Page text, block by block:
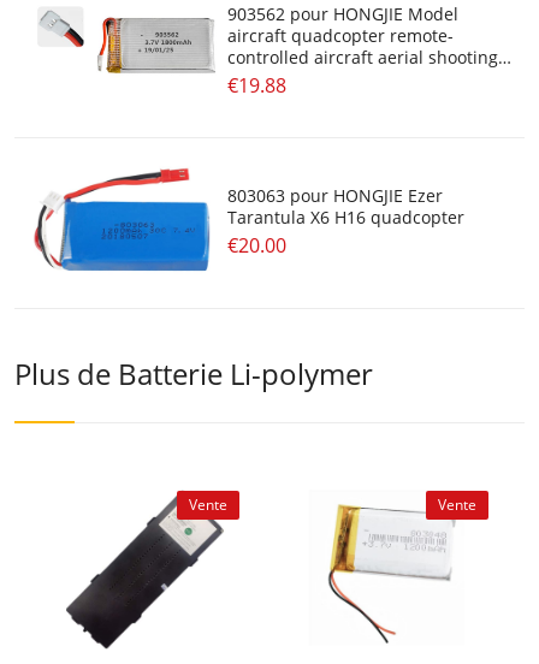
903562 pour HONGJIE Model
aircraft quadcopter remote-
controlled aircraft aerial shooting
toy helicopter
€19.88
803063 pour HONGJIE Ezer
Tarantula X6 H16 quadcopter
€20.00
Plus de Batterie Li-polymer
Vente Vente